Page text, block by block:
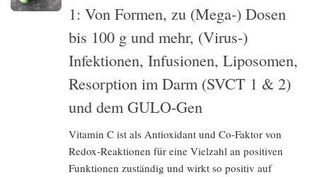
1: Von Formen, zu (Mega-) Dosen
bis 100 g und mehr, (Virus-)
Infektionen, Infusionen, Liposomen,
Resorption im Darm (SVCT 1 & 2)
und dem GULO-Gen
Vitamin C ist als Antioxidant und Co-Faktor von
Redox-Reaktionen für eine Vielzahl an positiven
Funktionen zuständig und wirkt so positiv auf